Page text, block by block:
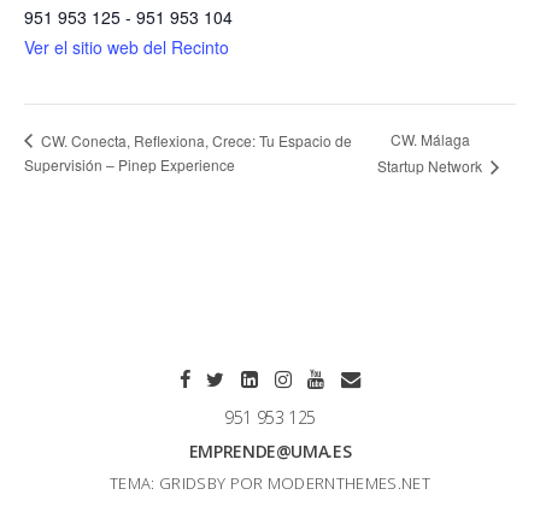
951 953 125 - 951 953 104
Ver el sitio web del Recinto
CW. Conecta, Reflexiona, Crece: Tu Espacio de
Supervisión – Pinep Experience
CW. Málaga
Startup Network
951 953 125
EMPRENDE@UMA.ES
TEMA: GRIDSBY POR MODERNTHEMES.NET